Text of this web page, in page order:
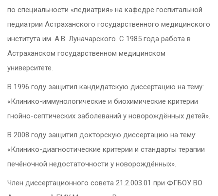
по специальности «педиатрия» на кафедре госпитальной
педиатрии Астраханского государственного медицинского
института им. А.В. Луначарского. С 1985 года работа в
Астраханском государственном медицинском
университете.
В 1996 году защитил кандидатскую диссертацию на тему:
«Клинико-иммунологические и биохимические критерии
гнойно-септических заболеваний у новорождённых детей».
В 2008 году защитил докторскую диссертацию на тему:
«Клинико-диагностические критерии и стандарты терапии
печёночной недостаточности у новорождённых».
Член диссертационного совета 21.2.003.01 при ФГБОУ ВО